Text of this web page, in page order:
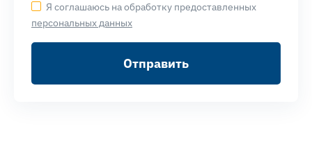
Я соглашаюсь на обработку предоставленных
персональных данных
Отправить